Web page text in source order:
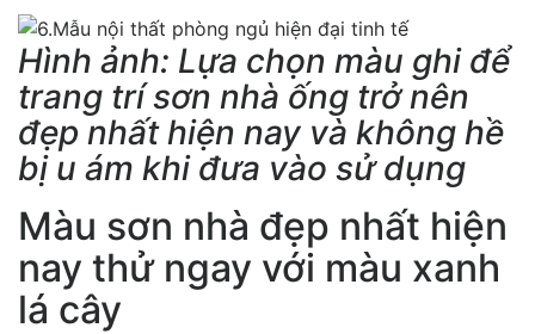
Hình ảnh: Lựa chọn màu ghi để
trang trí sơn nhà ống trở nên
đẹp nhất hiện nay và không hề
bị u ám khi đưa vào sử dụng
Màu sơn nhà đẹp nhất hiện
nay thử ngay với màu xanh
lá cây